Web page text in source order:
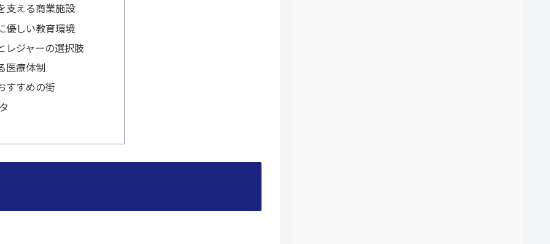
支える商業施設
優しい教育環境
レジャーの選択肢
医療体制
すすめの街